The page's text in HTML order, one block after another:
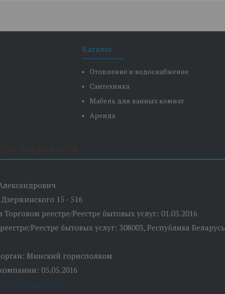
Каталог
Отопление и водоснабжение
Сантехника
Мабель для ванных комнат
Аренда
15 - 516
Торговом реестре/Реестре бытовых услуг: 01.03.2016
Реестре бытовых услуг: 308003, Республика Беларусь
Минский горисполком
05.05.2016